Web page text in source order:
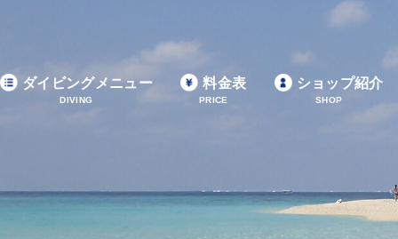
ダイビングメニュー
DIVING
料金表
PRICE
ショップ紹介
SHOP